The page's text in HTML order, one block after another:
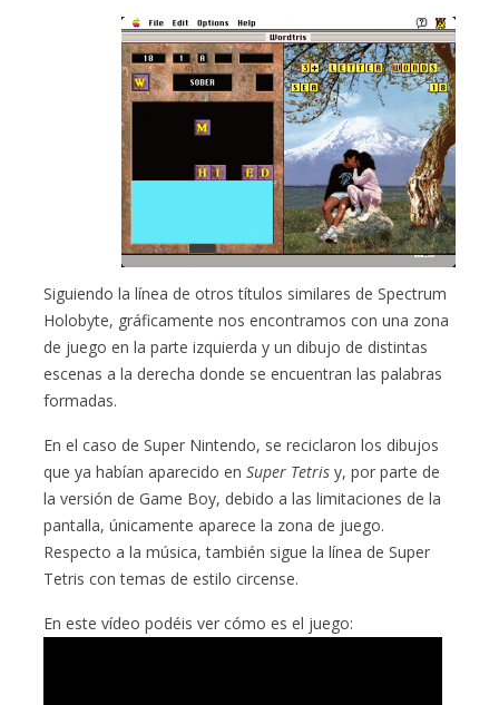
Siguiendo la línea de otros títulos similares de Spectrum
Holobyte, gráficamente nos encontramos con una zona
de juego en la parte izquierda y un dibujo de distintas
escenas a la derecha donde se encuentran las palabras
formadas.
En el caso de Super Nintendo, se reciclaron los dibujos
que ya habían aparecido enSuper Tetris y, por parte de
la versión de Game Boy, debido a las limitaciones de la
pantalla, únicamente aparece la zona de juego.
Respecto a la música, también sigue la línea de Super
Tetris con temas de estilo circense.
En este vídeo podéis ver cómo es el juego: